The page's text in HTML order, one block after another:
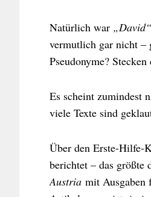
Natürlich war „David“
vermutlich gar nicht –
Pseudonyme?
Es scheint zumindest
viele Texte sind
Über den Erste-Hilfe-
berichtet – das größte
Austria mit